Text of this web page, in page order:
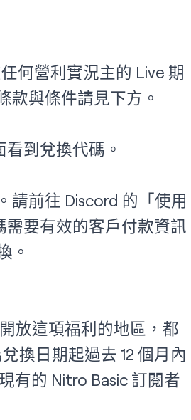
任何營利實況主的 Live 期
款與條件請見下方。
到兌換代碼。
請前往 Discord 的「使用
要有效的客戶付款資訊
。
放這項福利的地區，都
換日期起過去 12 個月內
有的 Nitro Basic 訂閱者